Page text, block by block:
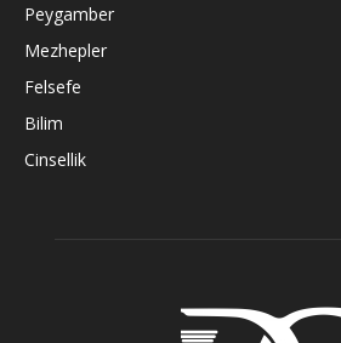
Peygamber
Mezhepler
Felsefe
Bilim
Cinsellik